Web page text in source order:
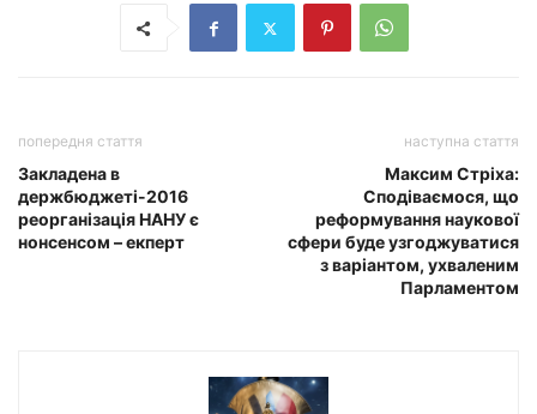
попередня стаття
Закладена в
держбюджеті-2016
реорганізація НАНУ є
нонсенсом – екперт
наступна стаття
Максим Стріха:
Сподіваємося, що
реформування наукової
сфери буде узгоджуватися
з варіантом, ухваленим
Парламентом